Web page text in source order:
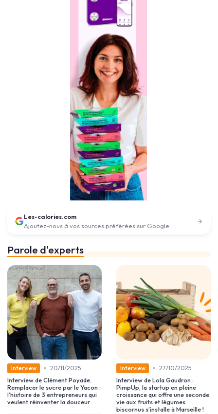
Les-calories.com
Ajoutez-nous à vos sources préférées sur Google
Parole d'experts
Interview • 20/11/2025
Interview de Clément Poyade.
Remplacer le sucre par le Yacon :
l’histoire de 3 entrepreneurs qui
veulent réinventer la douceur
Interview • 27/10/2025
Interview de Lola Gaudron :
PimpUp, la startup en pleine
croissance qui offre une seconde
vie aux fruits et légumes
biscornus s’installe à Marseille !